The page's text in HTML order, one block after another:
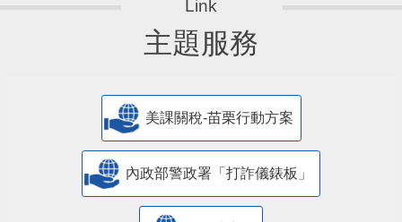
主題服務
美課關稅-苗栗行動方案
內政部警政署「打詐儀錶板」